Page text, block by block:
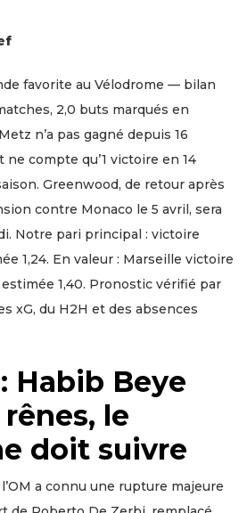
favorite au Vélodrome — bilan
2,0 buts marqués en
n’a pas gagné depuis 16
compte qu’1 victoire en 14
Greenwood, de retour après
contre Monaco le 5 avril, sera
Notre pari principal : victoire
1,24. En valeur : Marseille victoire
estimée 1,40. Pronostic vérifié par
xG, du H2H et des absences
Habib Beye
le
doit suivre
a connu une rupture majeure